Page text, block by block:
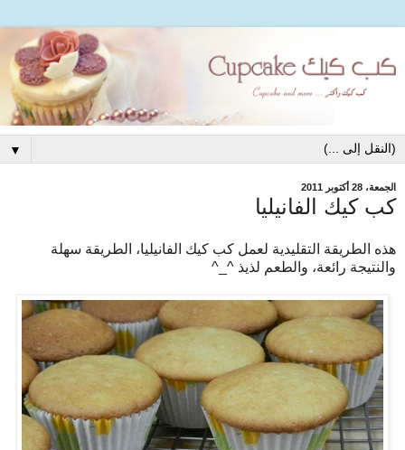
▼
الجمعة، 28 أكتوبر 2011
كب كيك الفانيليا
هذه الطريقة التقليدية لعمل كب كيك الفانيليا، الطريقة سهلة
والنتيجة رائعة، والطعم لذيذ ^_^